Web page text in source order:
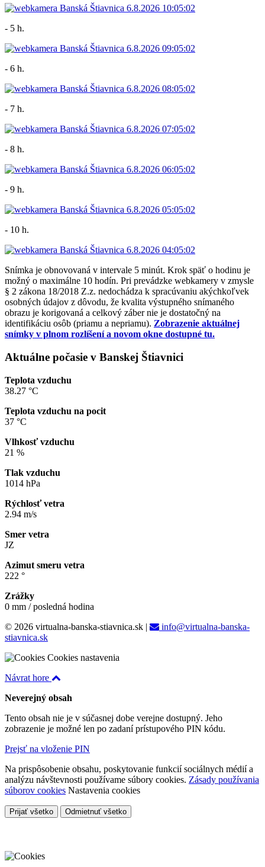
- 5 h.
- 6 h.
- 7 h.
- 8 h.
- 9 h.
- 10 h.
Snímka je obnovovaná v intervale 5 minút. Krok späť o hodinu je
možný o maximálne 10 hodín. Pri prevádzke webkamery v zmysle
§ 2 zákona 18/2018 Z.z. nedochádza k spracúvaniu akýchkoľvek
osobných údajov z dôvodu, že kvalita výstupného snímaného
obrazu je korigovaná a celkový záber nie je dostatočný na
identifikáciu osôb (priamu a nepriamu). Zobrazenie aktuálnej
snímky v plnom rozlíšení a novom okne dostupné tu.
Aktuálne počasie v Banskej Štiavnici
Teplota vzduchu
38.27 °C
Teplota vzduchu na pocit
37 °C
Vlhkosť vzduchu
21 %
Tlak vzduchu
1014 hPa
Rýchlosť vetra
2.94 m/s
Smer vetra
JZ
Azimut smeru vetra
222 °
Zrážky
0 mm / posledná hodina
© 2026 virtualna-banska-stiavnica.sk |
info@virtualna-banska-
stiavnica.sk
Cookies nastavenia
Návrat hore
Neverejný obsah
Tento obsah nie je v súčasnej dobe verejne dostupný. Jeho
zobrazenie je možné len po zadaní prístupového PIN kódu.
Prejsť na vloženie PIN
Na prispôsobenie obsahu, poskytovanie funkcií sociálnych médií a
analýzu návštevnosti používame súbory cookies. Zásady používania
súborov cookies Nastavenia cookies
Prijať všetko Odmietnuť všetko